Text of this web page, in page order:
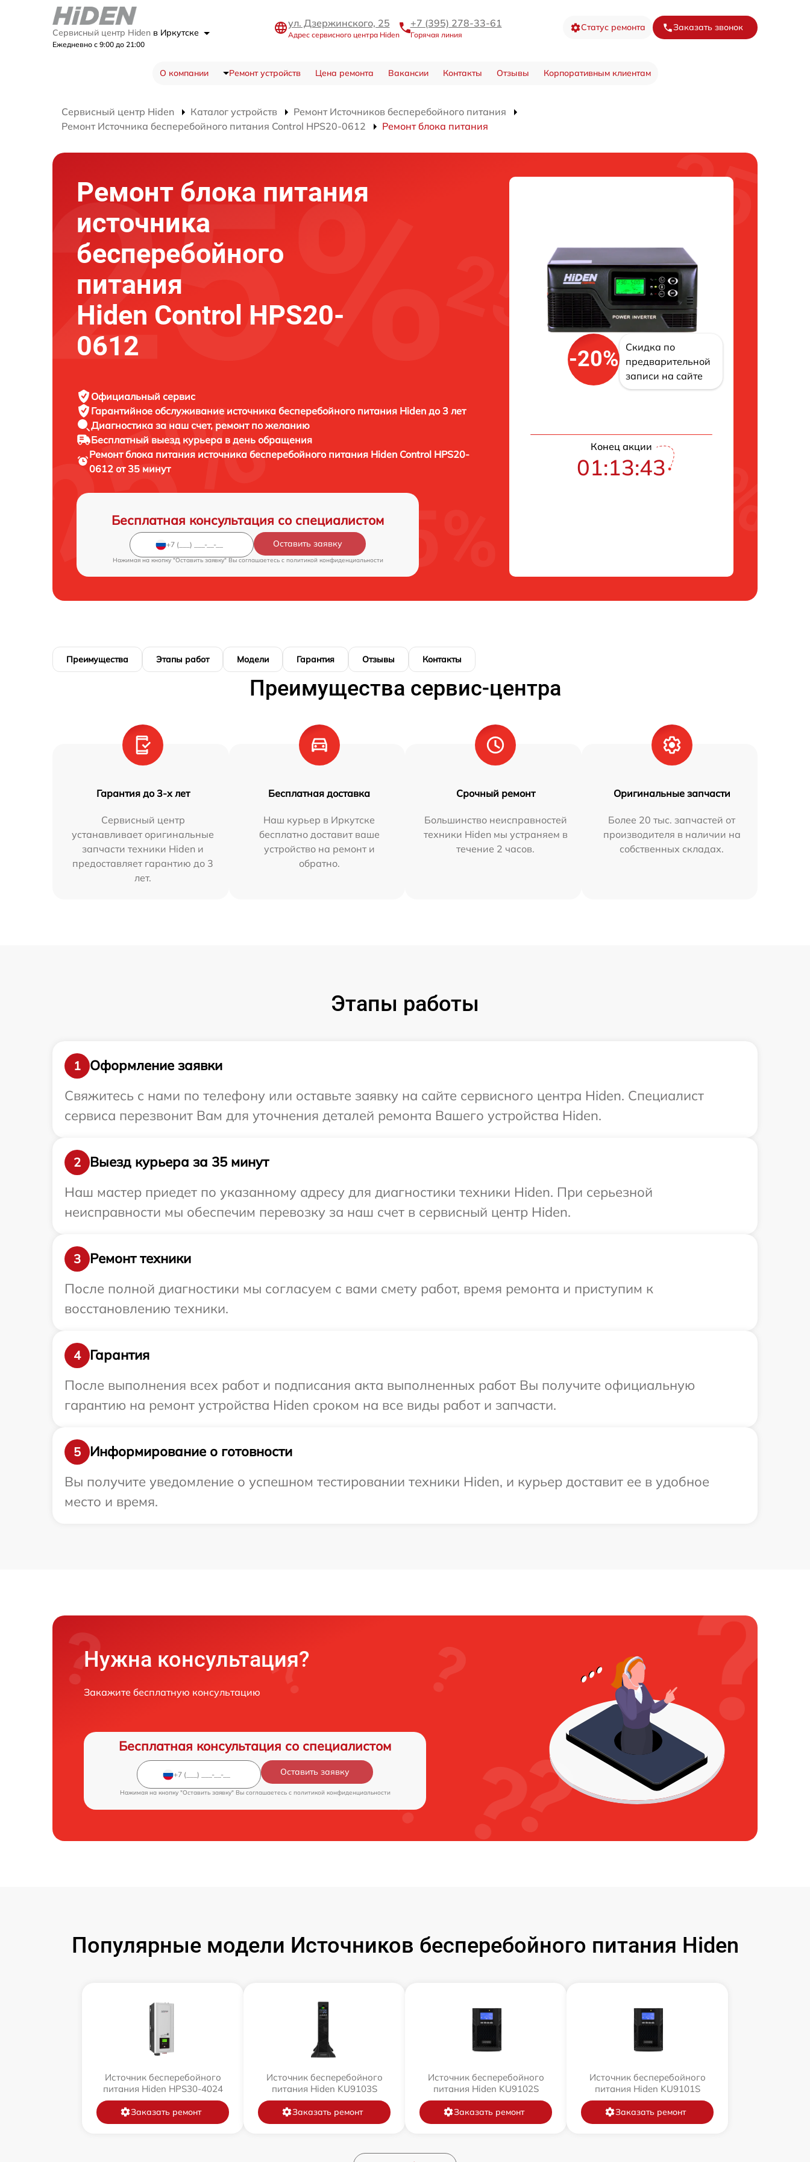
Сервисный центр Hiden в Иркутске
Ежедневно с 9:00 до 21:00
ул. Дзержинского, 25
Адрес сервисного центра Hiden
+7 (395) 278-33-61
Горячая линия
Статус ремонта Заказать звонок
О компании Ремонт устройств Цена ремонта Вакансии Контакты Отзывы Корпоративным клиентам
Сервисный центр Hiden Каталог устройств
Ремонт Источников бесперебойного питания
Ремонт Источника бесперебойного питания Control HPS20-0612
Ремонт блока питания
Ремонт блока питания
источника
бесперебойного
питания
Hiden Control HPS20-
0612
Официальный сервис
Гарантийное обслуживание источника бесперебойного питания Hiden до 3 лет
Диагностика за наш счет, ремонт по желанию
Бесплатный выезд курьера в день обращения
Ремонт блока питания источника бесперебойного питания Hiden Control HPS20-
0612 от 35 минут
Бесплатная консультация со специалистом
Оставить заявку
Нажимая на кнопку "Оставить заявку" Вы соглашаетесь c политикой конфиденциальности
-20%
Скидка по
предварительной
записи на сайте
Конец акции
01:13:42
Преимущества Этапы работ Модели Гарантия Отзывы Контакты
Преимущества сервис-центра
Гарантия до 3-х лет
Сервисный центр
устанавливает оригинальные
запчасти техники Hiden и
предоставляет гарантию до 3
лет.
Бесплатная доставка
Наш курьер в Иркутске
бесплатно доставит ваше
устройство на ремонт и
обратно.
Срочный ремонт
Большинство неисправностей
техники Hiden мы устраняем в
течение 2 часов.
Оригинальные запчасти
Более 20 тыс. запчастей от
производителя в наличии на
собственных складах.
Этапы работы
1
Оформление заявки
Свяжитесь с нами по телефону или оставьте заявку на сайте сервисного центра Hiden. Специалист
сервиса перезвонит Вам для уточнения деталей ремонта Вашего устройства Hiden.
2
Выезд курьера за 35 минут
Наш мастер приедет по указанному адресу для диагностики техники Hiden. При серьезной
неисправности мы обеспечим перевозку за наш счет в сервисный центр Hiden.
3
Ремонт техники
После полной диагностики мы согласуем с вами смету работ, время ремонта и приступим к
восстановлению техники.
4
Гарантия
После выполнения всех работ и подписания акта выполненных работ Вы получите официальную
гарантию на ремонт устройства Hiden сроком на все виды работ и запчасти.
5
Информирование о готовности
Вы получите уведомление о успешном тестировании техники Hiden, и курьер доставит ее в удобное
место и время.
Нужна консультация?
Закажите бесплатную консультацию
Бесплатная консультация со специалистом
Оставить заявку
Нажимая на кнопку "Оставить заявку" Вы соглашаетесь c политикой конфиденциальности
Популярные модели Источников бесперебойного питания Hiden
Источник бесперебойного
питания Hiden HPS30-4024
Заказать ремонт
Источник бесперебойного
питания Hiden KU9103S
Заказать ремонт
Источник бесперебойного
питания Hiden KU9102S
Заказать ремонт
Источник бесперебойного
питания Hiden KU9101S
Заказать ремонт